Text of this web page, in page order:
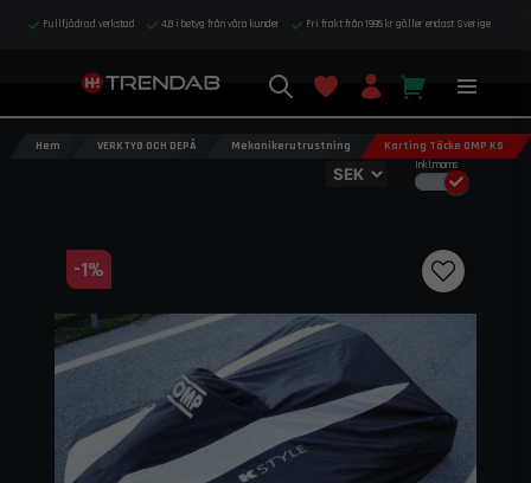
Fullfjädrad verkstad 4,8 i betyg från våra kunder Fri frakt från 1995 kr gäller endast Sverige
Inkl.moms
Hem VERKTYG OCH DEPÅ Mekanikerutrustning Karting Täcke OMP KS
-1%